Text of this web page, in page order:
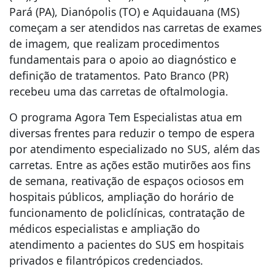
Pará (PA), Dianópolis (TO) e Aquidauana (MS)
começam a ser atendidos nas carretas de exames
de imagem, que realizam procedimentos
fundamentais para o apoio ao diagnóstico e
definição de tratamentos. Pato Branco (PR)
recebeu uma das carretas de oftalmologia.
O programa Agora Tem Especialistas atua em
diversas frentes para reduzir o tempo de espera
por atendimento especializado no SUS, além das
carretas. Entre as ações estão mutirões aos fins
de semana, reativação de espaços ociosos em
hospitais públicos, ampliação do horário de
funcionamento de policlínicas, contratação de
médicos especialistas e ampliação do
atendimento a pacientes do SUS em hospitais
privados e filantrópicos credenciados.